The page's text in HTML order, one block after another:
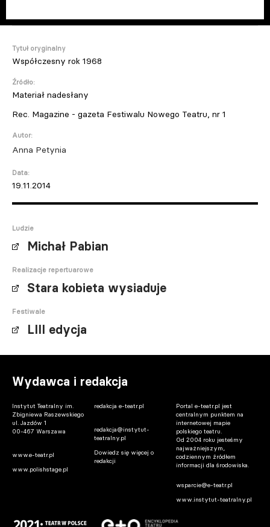
Tytuł oryginalny
Współczesny rok 1968
Źródło:
Materiał nadesłany
Rec. Magazine - gazeta Festiwalu Nowego Teatru, nr 1
Autor:
Anna Petynia
Data:
19.11.2014
Ludzie
Michał Pabian
Realizacje repertuarowe
Stara kobieta wysiaduje
Festiwale
LIII edycja
Wydawca i redakcja
Instytut Teatralny im.
Zbigniewa Raszewskiego
ul. Jazdów 1
00-467 Warszawa
www.e-teatr.pl
www.polishstage.pl
redakcja e-teatr.pl
redakcja@instytut-
teatralny.pl
Dowiedz się więcej o
redakcji
Portal e-teatr.pl jest
centralnym punktem na
internetowej mapie
polskiego teatru.
Od 2004 roku jesteśmy
najważniejszym,
codziennym źródłem
informacji dla środowiska.
wsparcie@e-teatr.pl
www.instytut-teatralny.pl